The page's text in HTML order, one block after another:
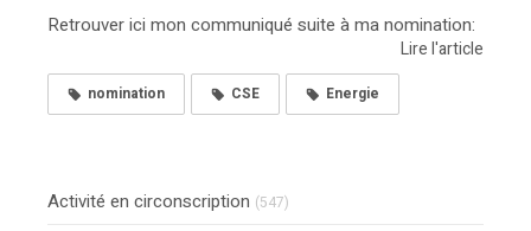
Retrouver ici mon communiqué suite à ma nomination:
Lire l'article
nomination CSE Energie
Activité en circonscription (547)